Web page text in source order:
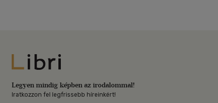
Libri
Legyen mindig képben az irodalommal!
Iratkozzon fel legfrissebb híreinkért!